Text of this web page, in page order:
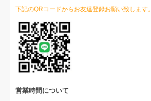
下記のQRコードからお友達登録お願い致します。
営業時間について